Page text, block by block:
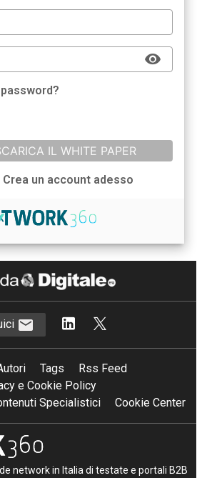
IL WHITE PAPER
Crea un account adesso
Tags
Rss Feed
e Cookie Policy
Specialistici
Cookie Center
network in Italia di testate e portali B2B